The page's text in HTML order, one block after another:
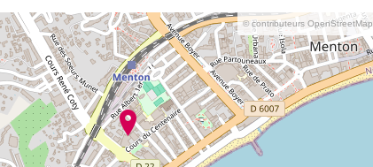
© contributeurs OpenStreetMap